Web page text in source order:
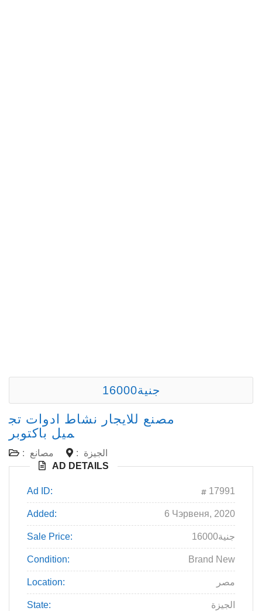
16000جنية
مصنع للايجار نشاط ادوات تج
ميل باكتوبر
: مصانع :
الجيزة
AD DETAILS
Ad ID: 17991
Added: 6 Чэрвеня, 2020
Sale Price: 16000جنية
Condition: Brand New
Location: مصر
State: الجيزة